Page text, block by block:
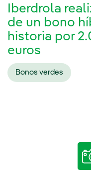
Iberdrola
de un bono
historia por
euros
Bonos verdes